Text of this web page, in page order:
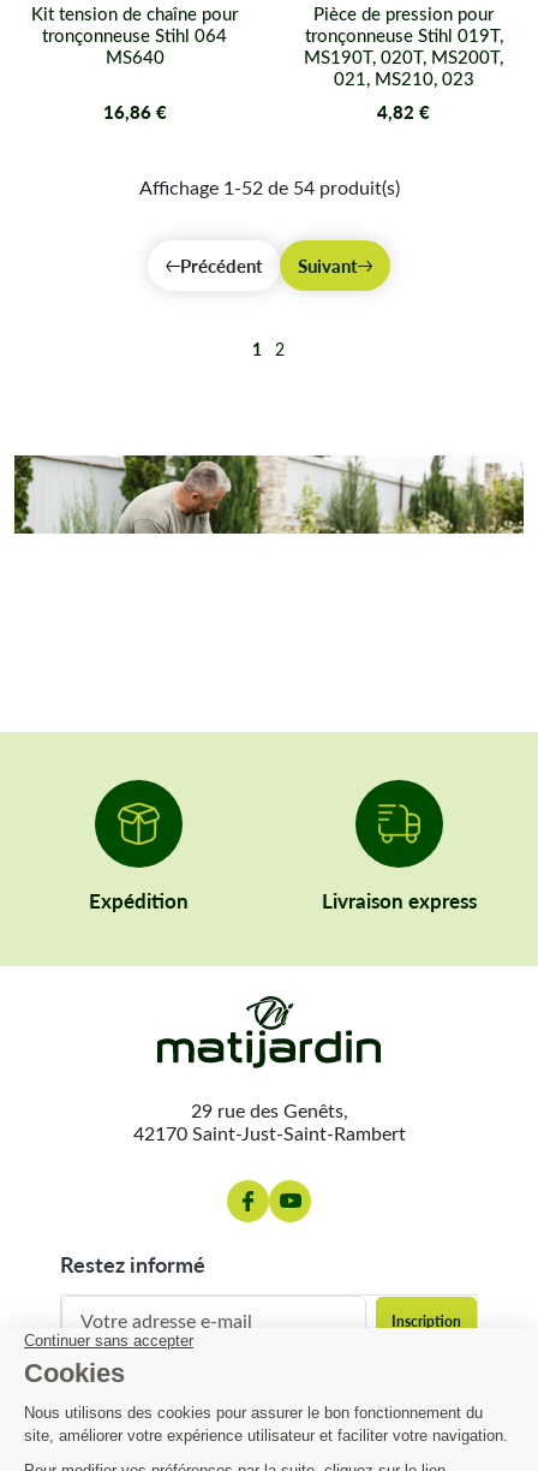
Kit tension de chaîne pour
tronçonneuse Stihl 064
MS640
16,86 €
Pièce de pression pour
tronçonneuse Stihl 019T,
MS190T, 020T, MS200T,
021, MS210, 023
4,82 €
Affichage 1-52 de 54 produit(s)
Précédent Suivant
1 2
Expédition Livraison express
29 rue des Genêts,
42170 Saint-Just-Saint-Rambert
restez informé
contact@matijardin.fr 04 81 120 120